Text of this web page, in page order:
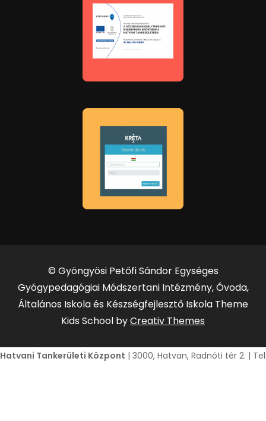
© Gyöngyösi Petőfi Sándor Egységes
Gyógypedagógiai Módszertani Intézmény, Óvoda,
Általános Iskola és Készségfejlesztő Iskola Theme
Kids School byCreativ Themes
Hatvani Tankerületi Központ | 3000, Hatvan, Radnóti tér 2. |